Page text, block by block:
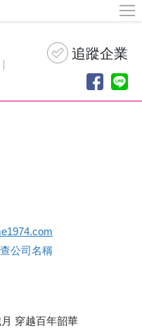
公司名稱
穿越百年韶華